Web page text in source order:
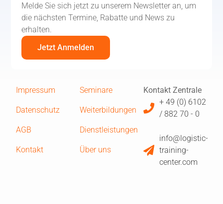
Melde Sie sich jetzt zu unserem Newsletter an, um
die nächsten Termine, Rabatte und News zu
erhalten.
Jetzt Anmelden
Impressum
Datenschutz
AGB
Kontakt
Seminare
Weiterbildungen
Dienstleistungen
Über uns
Kontakt Zentrale
+ 49 (0) 6102
/ 882 70 - 0
info@logistic-
training-
center.com